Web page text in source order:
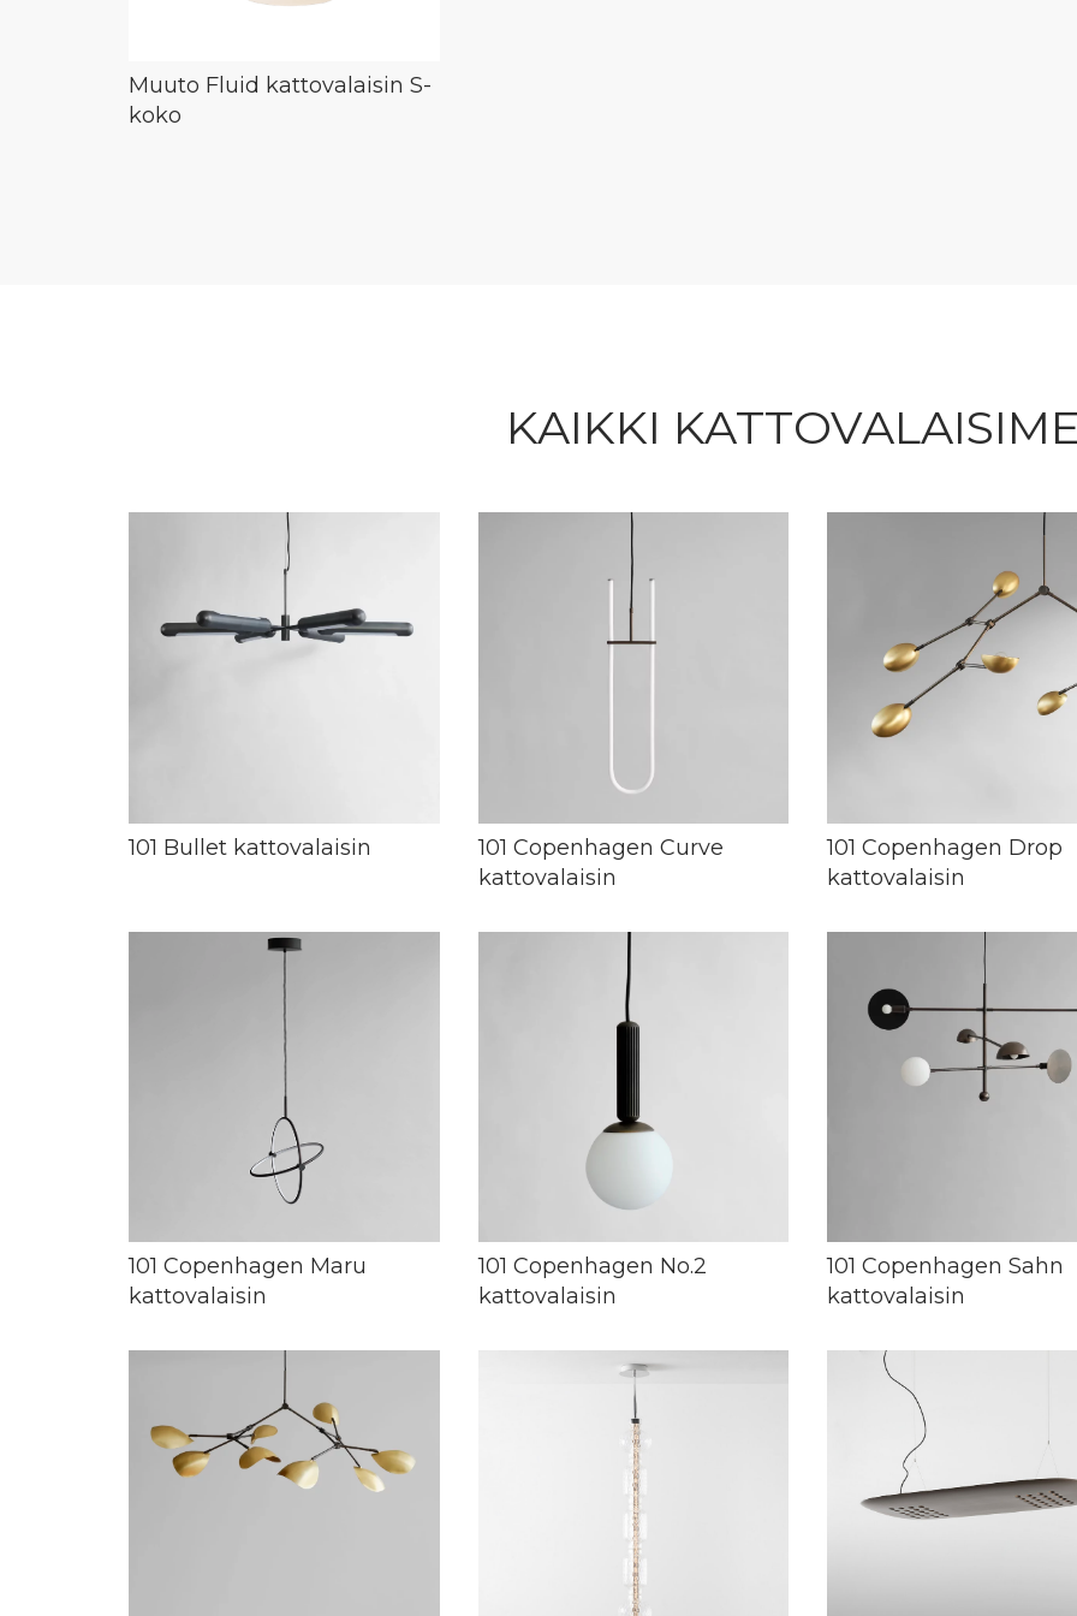
Muuto Fluid kattovalaisin S-
koko
KAIKKI
101 Bullet kattovalaisin
101 Copenhagen Curve
kattovalaisin
101 Copenhagen Drop
kattovalaisin
101 Copenhagen Maru
kattovalaisin
101 Copenhagen No.2
kattovalaisin
101 Copenhagen Sahn
kattovalaisin